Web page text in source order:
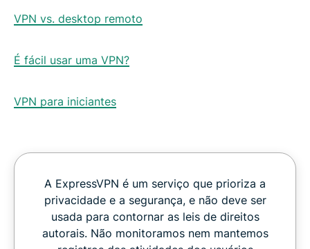
VPN vs. desktop remoto
É fácil usar uma VPN?
VPN para iniciantes
A ExpressVPN é um serviço que prioriza a
privacidade e a segurança, e não deve ser
usada para contornar as leis de direitos
autorais. Não monitoramos nem mantemos